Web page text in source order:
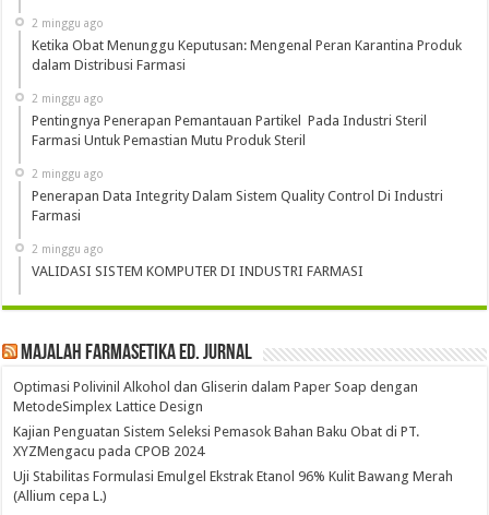
2 minggu ago
Ketika Obat Menunggu Keputusan: Mengenal Peran Karantina Produk
dalam Distribusi Farmasi
2 minggu ago
Pentingnya Penerapan Pemantauan Partikel Pada Industri Steril
Farmasi Untuk Pemastian Mutu Produk Steril
2 minggu ago
Penerapan Data Integrity Dalam Sistem Quality Control Di Industri
Farmasi
2 minggu ago
VALIDASI SISTEM KOMPUTER DI INDUSTRI FARMASI
Majalah Farmasetika Ed. Jurnal
Optimasi Polivinil Alkohol dan Gliserin dalam Paper Soap dengan
MetodeSimplex Lattice Design
Kajian Penguatan Sistem Seleksi Pemasok Bahan Baku Obat di PT.
XYZMengacu pada CPOB 2024
Uji Stabilitas Formulasi Emulgel Ekstrak Etanol 96% Kulit Bawang Merah
(Allium cepa L.)